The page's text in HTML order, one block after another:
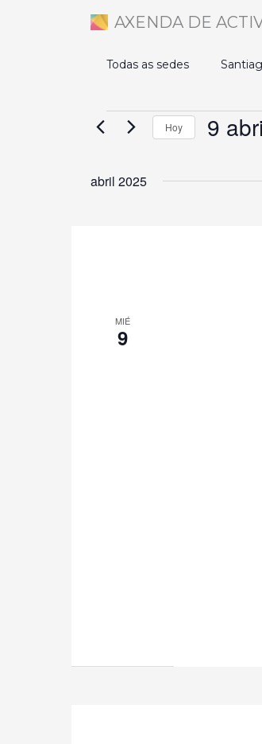
AXENDA DE
Todas as sedes
Eventos Hoy 9
la
abril 2025
MIÉ
9